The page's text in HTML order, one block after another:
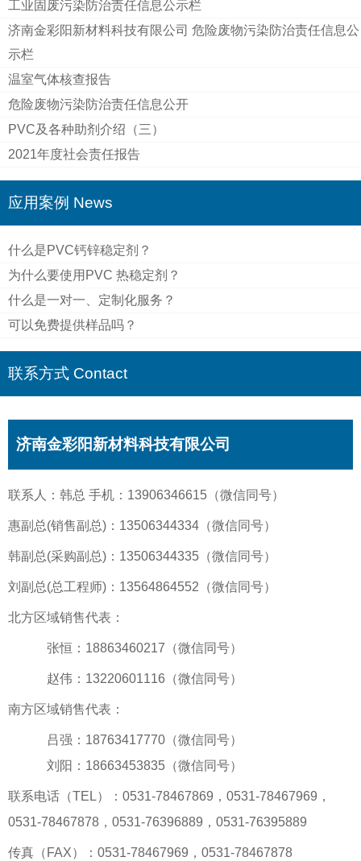
工业固废污染防治责任信息公示栏
济南金彩阳新材料科技有限公司 危险废物污染防治责任信息公
示栏
温室气体核查报告
危险废物污染防治责任信息公开
PVC及各种助剂介绍（三）
2021年度社会责任报告
应用案例 News
什么是PVC钙锌稳定剂？
为什么要使用PVC 热稳定剂？
什么是一对一、定制化服务？
可以免费提供样品吗？
联系方式 Contact
济南金彩阳新材料科技有限公司
联系人：韩总 手机：13906346615（微信同号）
惠副总(销售副总)：13506344334（微信同号）
韩副总(采购副总)：13506344335（微信同号）
刘副总(总工程师)：13564864552（微信同号）
北方区域销售代表：
张恒：18863460217（微信同号）
赵伟：13220601116（微信同号）
南方区域销售代表：
吕强：18763417770（微信同号）
刘阳：18663453835（微信同号）
联系电话（TEL）：0531-78467869，0531-78467969，
0531-78467878，0531-76396889，0531-76395889
传真（FAX）：0531-78467969，0531-78467878